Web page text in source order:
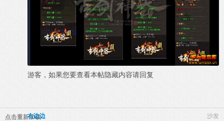
游客，如果您要查看本帖隐藏内容请回复
点击重新加载 沙发
右边边